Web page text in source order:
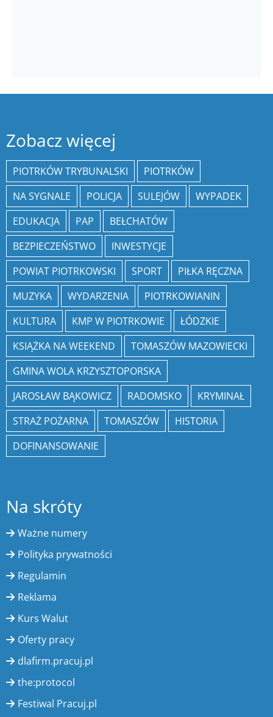
Zobacz więcej
PIOTRKÓW TRYBUNALSKI
PIOTRKÓW
NA SYGNALE
POLICJA SULEJÓW
WYPADEK
EDUKACJA
PAP
BEŁCHATÓW
BEZPIECZEŃSTWO
INWESTYCJE
POWIAT PIOTRKOWSKI
SPORT
PIŁKA RĘCZNA
MUZYKA
WYDARZENIA
PIOTRKOWIANIN
KULTURA
KMP W PIOTRKOWIE
ŁÓDZKIE
KSIĄŻKA NA WEEKEND
TOMASZÓW MAZOWIECKI
GMINA WOLA KRZYSZTOPORSKA
JAROSŁAW BĄKOWICZ
RADOMSKO
KRYMINAŁ
STRAŻ POŻARNA
TOMASZÓW
HISTORIA
DOFINANSOWANIE
Na skróty
Ważne numery
Polityka prywatności
Regulamin
Reklama
Kurs Walut
Oferty pracy
dlafirm.pracuj.pl
the:protocol
Festiwal Pracuj.pl